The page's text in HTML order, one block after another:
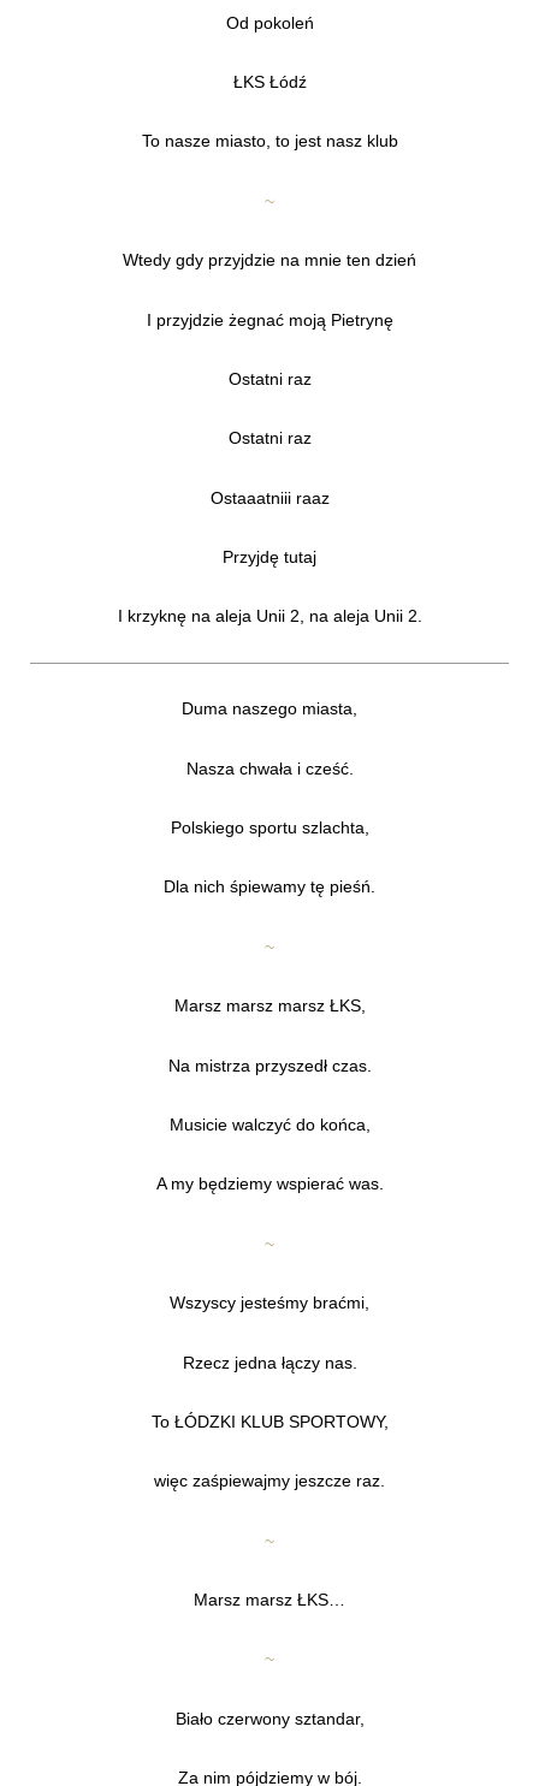
Od pokoleń
ŁKS Łódź
To nasze miasto, to jest nasz klub
~
Wtedy gdy przyjdzie na mnie ten dzień
I przyjdzie żegnać moją Pietrynę
Ostatni raz
Ostatni raz
Ostaaatniii raaz
Przyjdę tutaj
I krzyknę na aleja Unii 2, na aleja Unii 2.
Duma naszego miasta,
Nasza chwała i cześć.
Polskiego sportu szlachta,
Dla nich śpiewamy tę pieśń.
~
Marsz marsz marsz ŁKS,
Na mistrza przyszedł czas.
Musicie walczyć do końca,
A my będziemy wspierać was.
~
Wszyscy jesteśmy braćmi,
Rzecz jedna łączy nas.
To ŁÓDZKI KLUB SPORTOWY,
więc zaśpiewajmy jeszcze raz.
~
Marsz marsz ŁKS…
~
Biało czerwony sztandar,
Za nim pójdziemy w bój.